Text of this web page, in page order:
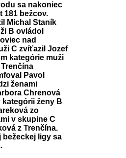
sa nakoniec
181 bežcov.
Michal Staník
B ovládol
nad
C zvíťazil Jozef
kategórie muži
Pavol
ženami
Chrenová
kategórii ženy B
zo
v skupine C
z Trenčína.
bežeckej ligy sa